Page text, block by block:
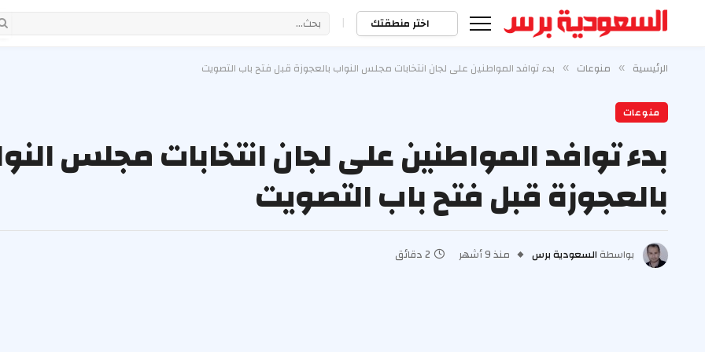
اختر منطقتك |
الرئيسية » منوعات » بدء توافد المواطنين على لجان انتخابات مجلس النواب بالعجوزة قبل فتح باب التصويت
منوعات
بدء توافد المواطنين على لجان انتخابات مجلس
بالعجوزة قبل فتح باب التصويت
بواسطة السعودية برس منذ 9 أشهر 2 دقائق